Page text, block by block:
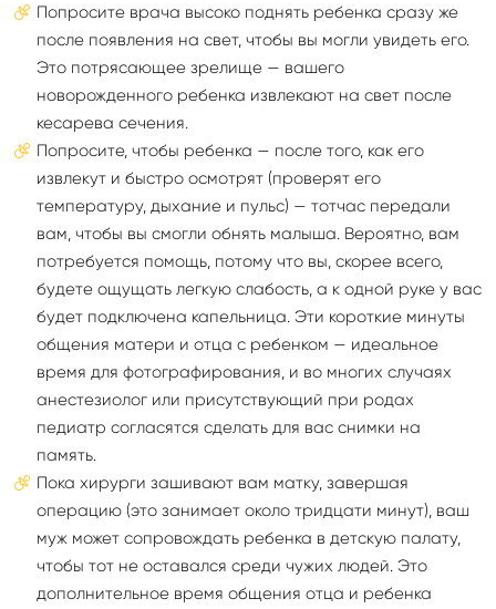
Попросите врача высоко поднять ребенка сразу же
после появления на свет, чтобы вы могли увидеть его.
Это потрясающее зрелище — вашего
новорожденного ребенка извлекают на свет после
кесарева сечения.
Попросите, чтобы ребенка — после того, как его
извлекут и быстро осмотрят (проверят его
температуру, дыхание и пульс) — тотчас передали
вам, чтобы вы смогли обнять малыша. Вероятно, вам
потребуется помощь, потому что вы, скорее всего,
будете ощущать легкую слабость, а к одной руке у вас
будет подключена капельница. Эти короткие минуты
общения матери и отца с ребенком — идеальное
время для фотографирования, и во многих случаях
анестезиолог или присутствующий при родах
педиатр согласятся сделать для вас снимки на
память.
Пока хирурги зашивают вам матку, завершая
операцию (это занимает около тридцати минут), ваш
муж может сопровождать ребенка в детскую палату,
чтобы тот не оставался среди чужих людей. Это
дополнительное время общения отца и ребенка